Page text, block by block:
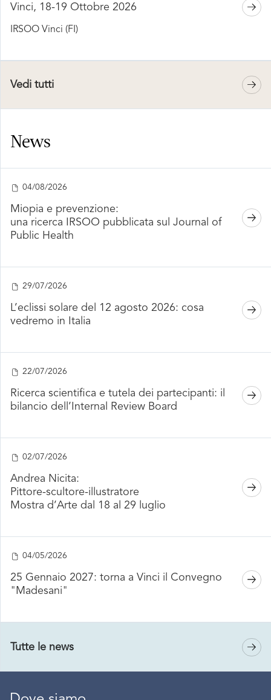
Vinci, 18-19 Ottobre 2026
IRSOO Vinci (FI)
Vedi tutti
News
04/08/2026
Miopia e prevenzione:
una ricerca IRSOO pubblicata sul Journal of
Public Health
29/07/2026
L’eclissi solare del 12 agosto 2026: cosa
vedremo in Italia
22/07/2026
Ricerca scientifica e tutela dei partecipanti: il
bilancio dell’Internal Review Board
02/07/2026
Andrea Nicita:
Pittore-scultore-illustratore
Mostra d’Arte dal 18 al 29 luglio
04/05/2026
25 Gennaio 2027: torna a Vinci il Convegno
"Madesani"
Tutte le news